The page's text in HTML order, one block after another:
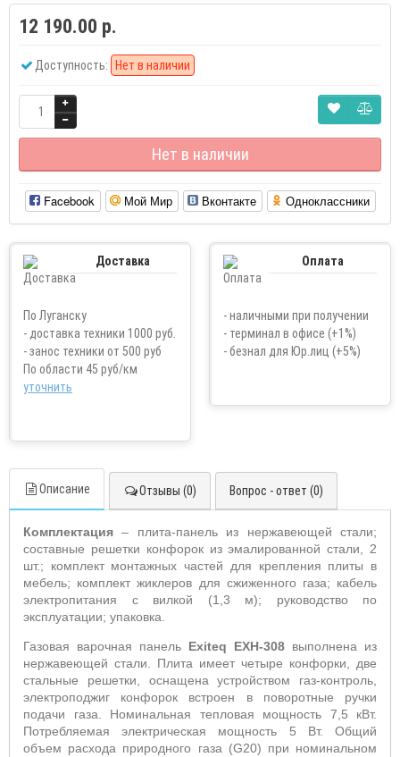
12 190.00 р.
Доступность: Нет в наличии
Нет в наличии
Facebook Мой Мир Вконтакте Одноклассники
Доставка
По Луганску
- доставка техники 1000 руб.
- занос техники от 500 руб
По области 45 руб/км
уточнить
Оплата
- наличными при получении
- терминал в офисе (+1%)
- безнал для Юр.лиц (+5%)
Описание Отзывы (0) Вопрос - ответ (0)
Комплектация – плита-панель из нержавеющей стали;
составные решетки конфорок из эмалированной стали, 2
шт.; комплект монтажных частей для крепления плиты в
мебель; комплект жиклеров для сжиженного газа; кабель
электропитания с вилкой (1,3 м); руководство по
эксплуатации; упаковка.
Газовая варочная панель Exiteq EXH-308 выполнена из
нержавеющей стали. Плита имеет четыре конфорки, две
стальные решетки, оснащена устройством газ-контроль,
электроподжиг конфорок встроен в поворотные ручки
подачи газа. Номинальная тепловая мощность 7,5 кВт.
Потребляемая электрическая мощность 5 Вт. Общий
объем расхода природного газа (G20) при номинальном